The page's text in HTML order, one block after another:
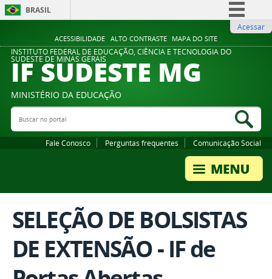
ACESSIBILIDADE ALTO CONTRASTE MAPA DO SITE
BRASIL
Comunica BR
Participe
Legislação
Acessar
INSTITUTO FEDERAL DE EDUCAÇÃO, CIÊNCIA E TECNOLOGIA DO
SUDESTE DE MINAS GERAIS
IF SUDESTE MG
MINISTÉRIO DA EDUCAÇÃO
Buscar no portal
Fale Conosco Perguntas frequentes Comunicação Social
SELEÇÃO DE BOLSISTAS
DE EXTENSÃO - IF de